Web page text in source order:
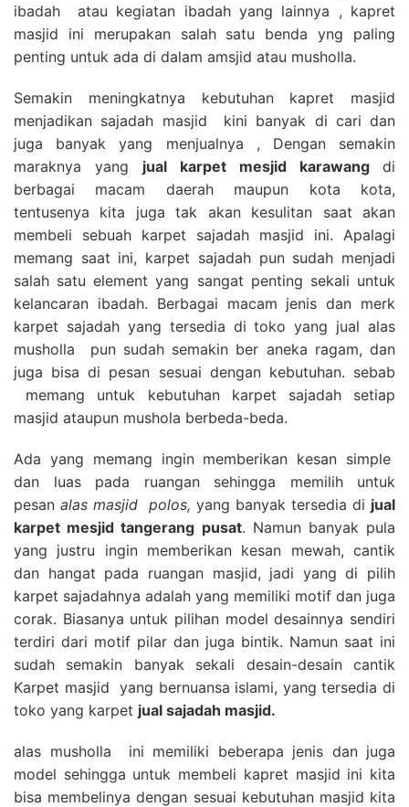
ibadah atau kegiatan ibadah yang lainnya , kapret
masjid ini merupakan salah satu benda yng paling
penting untuk ada di dalam amsjid atau musholla.
Semakin meningkatnya kebutuhan kapret masjid
menjadikan sajadah masjid kini banyak di cari dan
juga banyak yang menjualnya , Dengan semakin
maraknya yang jual karpet mesjid karawang di
berbagai macam daerah maupun kota kota,
tentusenya kita juga tak akan kesulitan saat akan
membeli sebuah karpet sajadah masjid ini. Apalagi
memang saat ini, karpet sajadah pun sudah menjadi
salah satu element yang sangat penting sekali untuk
kelancaran ibadah. Berbagai macam jenis dan merk
karpet sajadah yang tersedia di toko yang jual alas
musholla pun sudah semakin ber aneka ragam, dan
juga bisa di pesan sesuai dengan kebutuhan. sebab
memang untuk kebutuhan karpet sajadah setiap
masjid ataupun mushola berbeda-beda.
Ada yang memang ingin memberikan kesan simple
dan luas pada ruangan sehingga memilih untuk
pesan alas masjid polos, yang banyak tersedia di jual
karpet mesjid tangerang pusat. Namun banyak pula
yang justru ingin memberikan kesan mewah, cantik
dan hangat pada ruangan masjid, jadi yang di pilih
karpet sajadahnya adalah yang memiliki motif dan juga
corak. Biasanya untuk pilihan model desainnya sendiri
terdiri dari motif pilar dan juga bintik. Namun saat ini
sudah semakin banyak sekali desain-desain cantik
Karpet masjid yang bernuansa islami, yang tersedia di
toko yang karpet jual sajadah masjid.
alas musholla ini memiliki beberapa jenis dan juga
model sehingga untuk membeli kapret masjid ini kita
bisa membelinya dengan sesuai kebutuhan masjid kita